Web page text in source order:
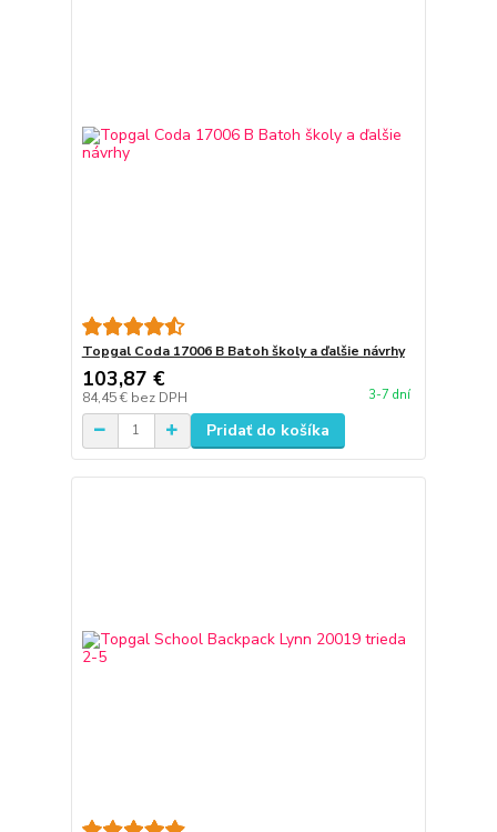
Topgal Coda 17006 B Batoh školy a ďalšie návrhy
103,87 €
84,45 € bez DPH 3-7 dní
Pridať do košíka